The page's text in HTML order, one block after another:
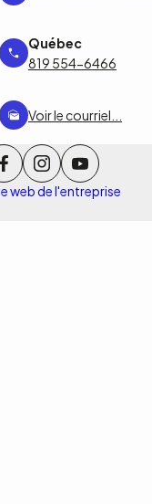
819 554-6466
Voir le courriel...
web de l'entreprise